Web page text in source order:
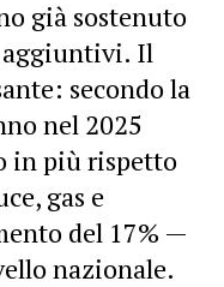
già sostenuto
aggiuntivi. Il
secondo la
nel 2025
in più rispetto
gas e
del 17% —
nazionale.